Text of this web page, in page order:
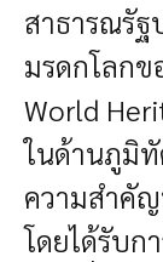
สาธารณรั
มรดกโลกข
World
ในด้านภูมิ
ความสำคั
โดยได้รับก